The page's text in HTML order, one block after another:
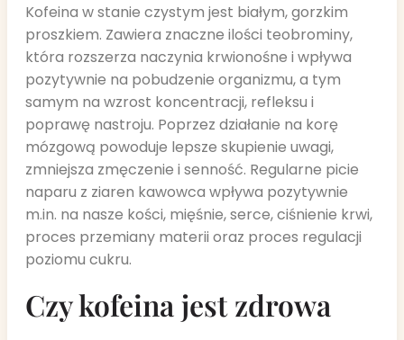
Kofeina w stanie czystym jest białym, gorzkim
proszkiem. Zawiera znaczne ilości teobrominy,
która rozszerza naczynia krwionośne i wpływa
pozytywnie na pobudzenie organizmu, a tym
samym na wzrost koncentracji, refleksu i
poprawę nastroju. Poprzez działanie na korę
mózgową powoduje lepsze skupienie uwagi,
zmniejsza zmęczenie i senność. Regularne picie
naparu z ziaren kawowca wpływa pozytywnie
m.in. na nasze kości, mięśnie, serce, ciśnienie krwi,
proces przemiany materii oraz proces regulacji
poziomu cukru.
Czy kofeina jest zdrowa